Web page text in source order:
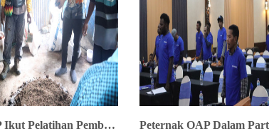
Peternak OAP Ikut Pelatihan Pembuatan Pupuk Kompos